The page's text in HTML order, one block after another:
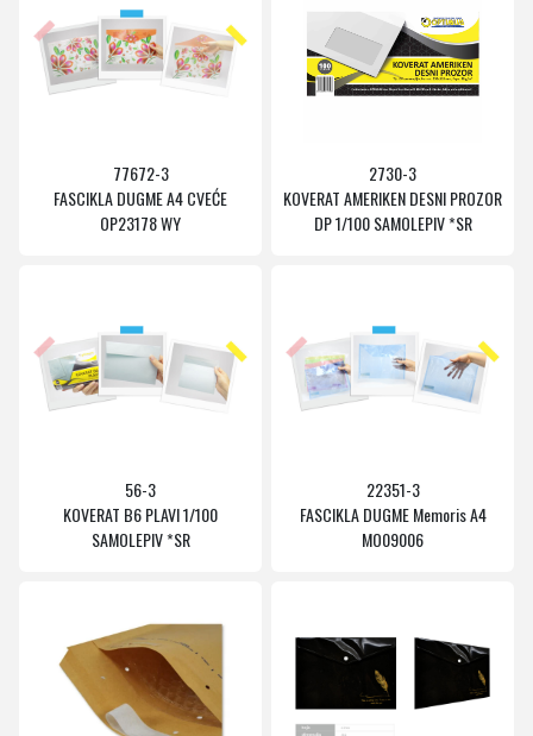
77672-3
FASCIKLA DUGME A4 CVEĆE
OP23178 WY
2730-3
KOVERAT AMERIKEN DESNI PROZOR
DP 1/100 SAMOLEPIV *SR
56-3
KOVERAT B6 PLAVI 1/100
SAMOLEPIV *SR
22351-3
FASCIKLA DUGME Memoris A4
MO09006